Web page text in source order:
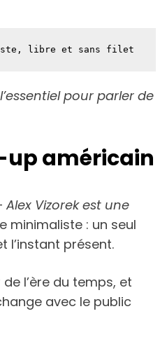
libre et sans filet
pour parler de
up américain
Alex Vizorek est une
minimaliste : un seul
l’instant présent.
l’ère du temps, et
avec le public